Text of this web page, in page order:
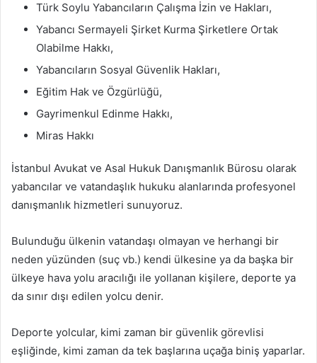
Türk Soylu Yabancıların Çalışma İzin ve Hakları,
Yabancı Sermayeli Şirket Kurma Şirketlere Ortak
Olabilme Hakkı,
Yabancıların Sosyal Güvenlik Hakları,
Eğitim Hak ve Özgürlüğü,
Gayrimenkul Edinme Hakkı,
Miras Hakkı
İstanbul Avukat ve Asal Hukuk Danışmanlık Bürosu olarak
yabancılar ve vatandaşlık hukuku alanlarında profesyonel
danışmanlık hizmetleri sunuyoruz.
Bulunduğu ülkenin vatandaşı olmayan ve herhangi bir
neden yüzünden (suç vb.) kendi ülkesine ya da başka bir
ülkeye hava yolu aracılığı ile yollanan kişilere, deporte ya
da sınır dışı edilen yolcu denir.
Deporte yolcular, kimi zaman bir güvenlik görevlisi
eşliğinde, kimi zaman da tek başlarına uçağa biniş yaparlar.